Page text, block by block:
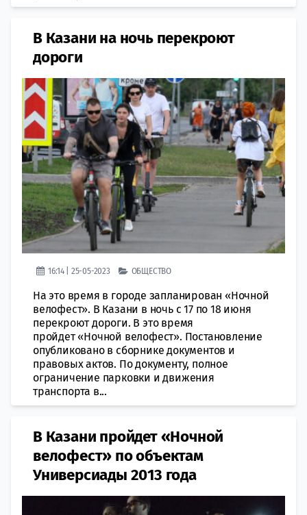
В Казани на ночь перекроют
дороги
16:14 | 25-05-2023 ОБЩЕСТВО
На это время в городе запланирован «Ночной
велофест». В Казани в ночь с 17 по 18 июня
перекроют дороги. В это время
пройдет «Ночной велофест». Постановление
опубликовано в сборнике документов и
правовых актов. По документу, полное
ограничение парковки и движения
транспорта в...
В Казани пройдет «Ночной
велофест» по объектам
Универсиады 2013 года